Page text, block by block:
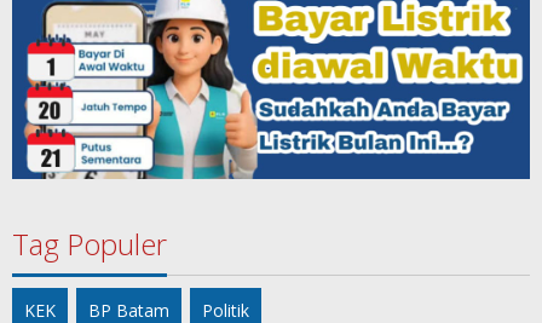
Tag Populer
KEK BP Batam Politik